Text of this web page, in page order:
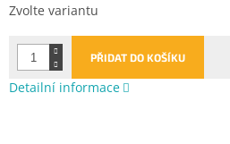
Měrná
Zvolte variantu
PŘIDAT DO KOŠÍKU
Detailní informace